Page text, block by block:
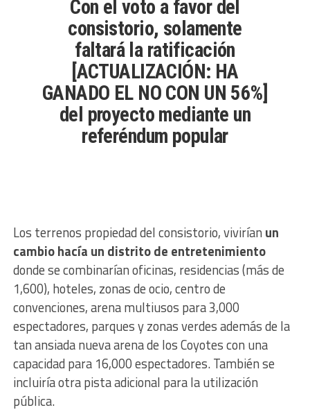
Con el voto a favor del
consistorio, solamente
faltará la ratificación
[ACTUALIZACIÓN: HA
GANADO EL NO CON UN 56%]
del proyecto mediante un
referéndum popular
Los terrenos propiedad del consistorio, vivirían un
cambio hacía un distrito de entretenimiento
donde se combinarían oficinas, residencias (más de
1,600), hoteles, zonas de ocio, centro de
convenciones, arena multiusos para 3,000
espectadores, parques y zonas verdes además de la
tan ansiada nueva arena de los Coyotes con una
capacidad para 16,000 espectadores. También se
incluiría otra pista adicional para la utilización
pública.